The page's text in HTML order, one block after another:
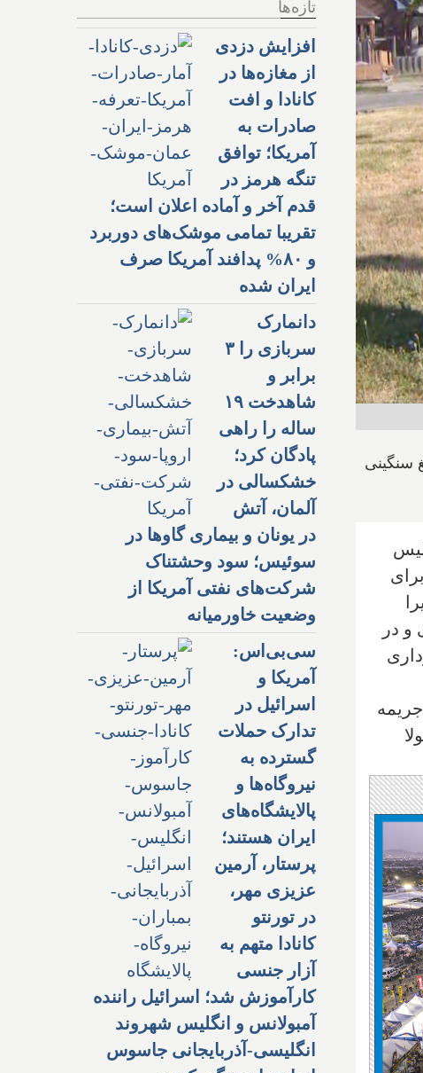
سنگینی
و پلیس
در
تازه‌ها
افزایش دزدی
از مغازه‌ها در
کانادا و افت
صادرات به
آمریکا؛ توافق
تنگه هرمز در
قدم آخر و آماده اعلان است؛
تقریبا تمامی موشک‌های دوربرد
و ۸۰% پدافند آمریکا صرف
ایران شده
دانمارک
سربازی را ۳
برابر و
شاهدخت ۱۹
ساله را راهی
پادگان کرد؛
خشکسالی در
آلمان، آتش
در یونان و بیماری گاوها در
سوئیس؛ سود وحشتناک
شرکت‌های نفتی آمریکا از
وضعیت خاورمیانه
سی‌بی‌اس:
آمریکا و
اسرائیل در
تدارک حملات
گسترده به
نیروگاه‌ها و
پالایشگاه‌های
ایران هستند؛
پرستار، آرمین
عزیزی مهر،
در تورنتو
کانادا متهم به
آزار جنسی
کارآموزش شد؛ اسرائیل راننده
آمبولانس و انگلیس شهروند
انگلیسی-آذربایجانی جاسوس